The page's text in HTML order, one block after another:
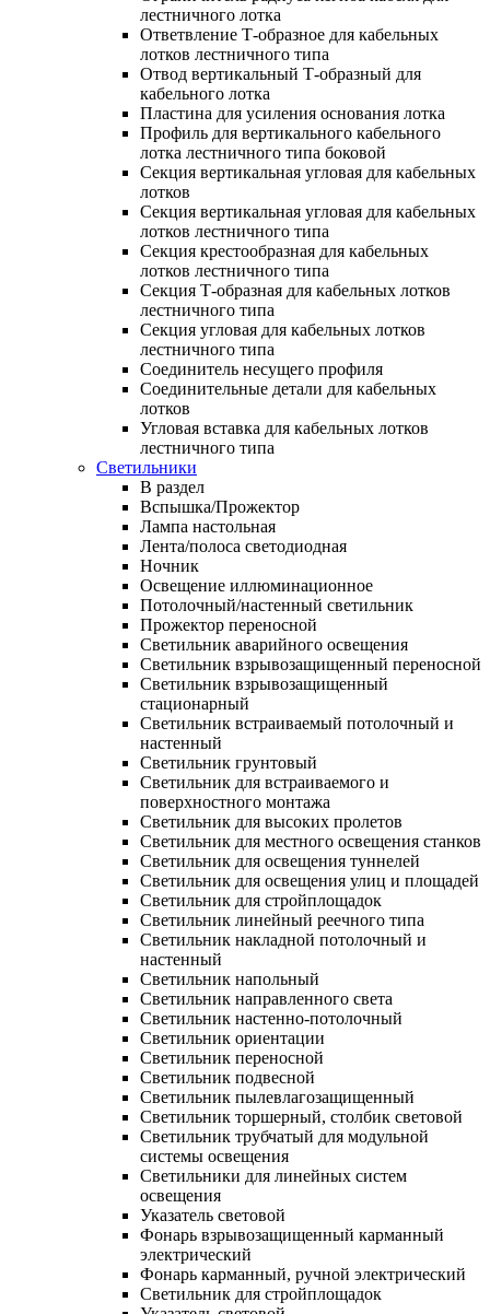
лестничного лотка
Ответвление Т-образное для кабельных
лотков лестничного типа
Отвод вертикальный Т-образный для
кабельного лотка
Пластина для усиления основания лотка
Профиль для вертикального кабельного
лотка лестничного типа боковой
Секция вертикальная угловая для кабельных
лотков
Секция вертикальная угловая для кабельных
лотков лестничного типа
Секция крестообразная для кабельных
лотков лестничного типа
Секция Т-образная для кабельных лотков
лестничного типа
Секция угловая для кабельных лотков
лестничного типа
Соединитель несущего профиля
Соединительные детали для кабельных
лотков
Угловая вставка для кабельных лотков
лестничного типа
Светильники
В раздел
Вспышка/Прожектор
Лампа настольная
Лента/полоса светодиодная
Ночник
Освещение иллюминационное
Потолочный/настенный светильник
Прожектор переносной
Светильник аварийного освещения
Светильник взрывозащищенный переносной
Светильник взрывозащищенный
стационарный
Светильник встраиваемый потолочный и
настенный
Светильник грунтовый
Светильник для встраиваемого и
поверхностного монтажа
Светильник для высоких пролетов
Светильник для местного освещения станков
Светильник для освещения туннелей
Светильник для освещения улиц и площадей
Светильник для стройплощадок
Светильник линейный реечного типа
Светильник накладной потолочный и
настенный
Светильник напольный
Светильник направленного света
Светильник настенно-потолочный
Светильник ориентации
Светильник переносной
Светильник подвесной
Светильник пылевлагозащищенный
Светильник торшерный, столбик световой
Светильник трубчатый для модульной
системы освещения
Светильники для линейных систем
освещения
Указатель световой
Фонарь взрывозащищенный карманный
электрический
Фонарь карманный, ручной электрический
Светильник для стройплощадок